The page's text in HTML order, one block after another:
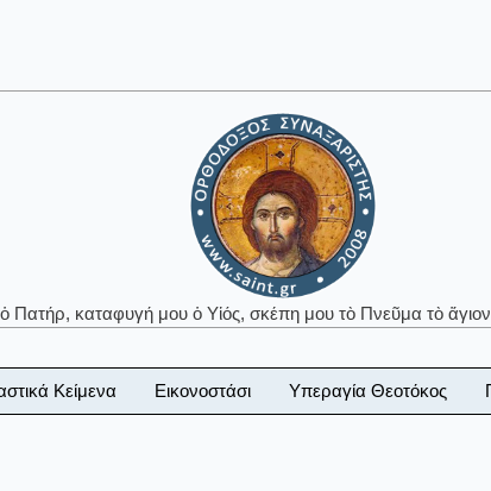
Πατήρ, καταφυγή μου ὁ Υἱός, σκέπη μου τὸ Πνεῦμα τὸ
Κείμενα Εικονοστάσι Υπεραγία Θεοτόκος